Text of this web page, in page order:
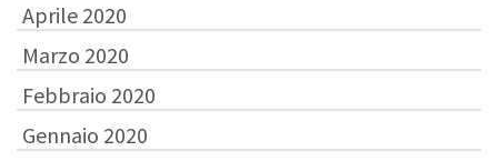
Aprile 2020
Marzo 2020
Febbraio 2020
Gennaio 2020